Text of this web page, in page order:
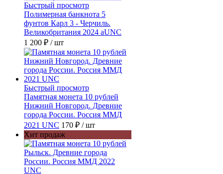
Быстрый просмотр
Полимерная банкнота 5
фунтов Карл 3 - Черчиль.
Великобритания 2024 aUNC
1 200 ₽ / шт
Быстрый просмотр
Памятная монета 10 рублей
Нижний Новгород. Древние
города России. Россия ММД
2021 UNC 170 ₽ / шт
Хит продаж